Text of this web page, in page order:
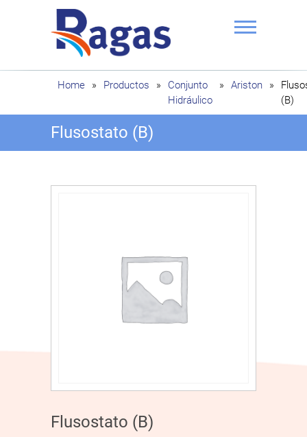
Ragas
Home » Productos »
Conjunto
Hidráulico
» Ariston »
(B)
Flusostato (B)
Flusostato (B)